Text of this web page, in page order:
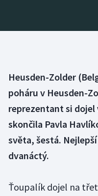
Heusden-Zolder
poháru v Heusden-
reprezentant si
skončila Pavla
světa, šestá.
dvanáctý.
Ťoupalík dojel na